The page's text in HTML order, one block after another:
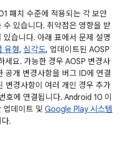
패치 수준에 적용되는 각 보안
있습니다. 취약점은 영향을 받
습니다. 아래 표에서 문제 설명
유형, 심각도, 업데이트된 AOSP
세요. 가능한 경우 AOSP 변경사
공개 변경사항을 버그 ID에 연결
변경사항이 여러 개인 경우 추가
호에 연결됩니다. Android 10 이
업데이트 및 Google Play 시스템
.